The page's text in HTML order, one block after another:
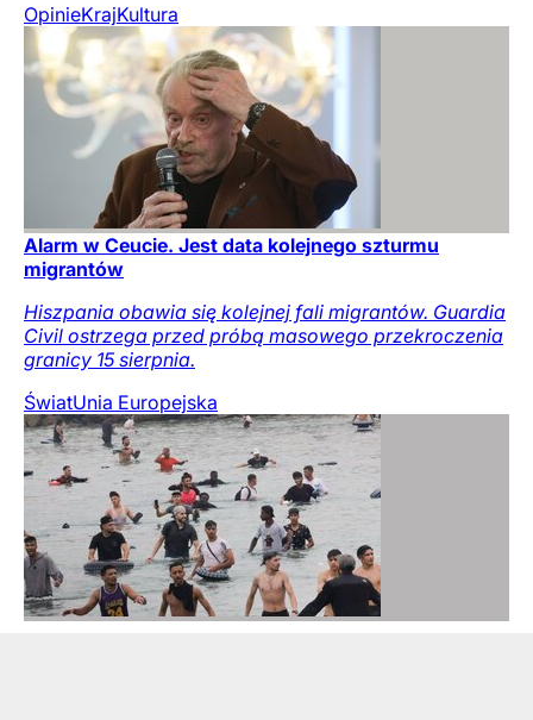
OpinieKrajKultura
Alarm w Ceucie. Jest data kolejnego szturmu
migrantów
Hiszpania obawia się kolejnej fali migrantów. Guardia
Civil ostrzega przed próbą masowego przekroczenia
granicy 15 sierpnia.
ŚwiatUnia Europejska